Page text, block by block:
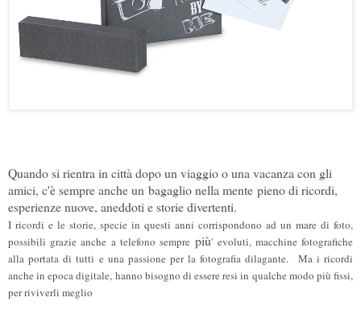
Quando si rientra in città dopo un viaggio o una vacanza con gli
amici, c'è sempre anche un bagaglio nella mente pieno di ricordi,
esperienze nuove, aneddoti e storie divertenti.
I ricordi e le storie, specie in questi anni corrispondono ad un mare di foto,
possibili grazie anche a telefono semprepiù' evoluti, macchine fotografiche
alla portata di tutti e una passione per la fotografia dilagante. Ma i ricordi
anche in epoca digitale, hanno bisogno di essere resi in qualche modo più fissi,
per riviverli meglio